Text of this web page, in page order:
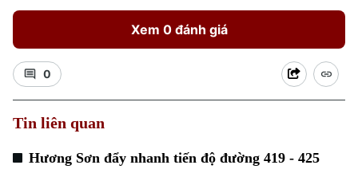
Xu hướng
Xem 0 đánh giá
0
Tin liên quan
Hương Sơn đẩy nhanh tiến độ đường 419 - 425